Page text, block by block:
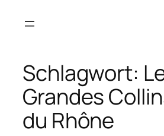
Inhalt
Schlagwort:
Grandes
du Rhône